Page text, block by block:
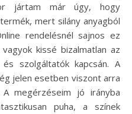
jártam már úgy, hogy
mert silány anyagból
rendelésnél sajnos ez
kissé bizalmatlan az
szolgáltatók kapcsán. A
jelen esetben viszont arra
A megérzéseim jó irányba
puha, a színek